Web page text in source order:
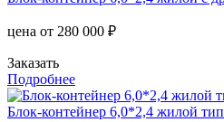
цена от 280 000 ₽
Заказать
Подробнее
Блок-контейнер 6,0*2,4 жилой